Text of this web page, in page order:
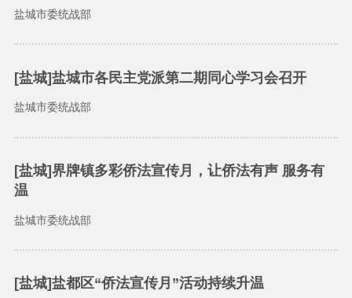
盐城市委统战部
[盐城]盐城市各民主党派第二期同心学习会召开
盐城市委统战部
[盐城]界牌镇多彩侨法宣传月，让侨法有声 服务有
温
盐城市委统战部
[盐城]盐都区“侨法宣传月”活动持续升温